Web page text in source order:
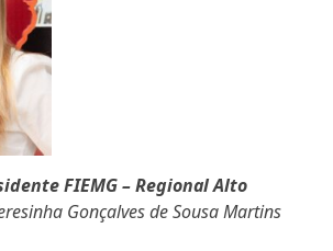
FIEMG – Regional Alto
Gonçalves de Sousa Martins